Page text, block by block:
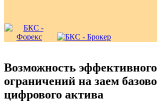
Возможность
ограничений на заем
цифрового актива